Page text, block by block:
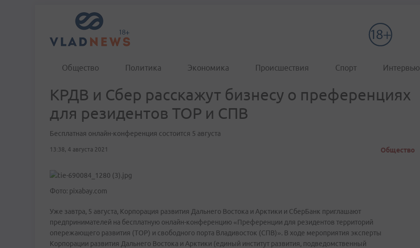
Общество Политика Экономика Происшествия Спорт Интервью
КРДВ и Сбер расскажут бизнесу о преференциях
для резидентов ТОР и СПВ
Бесплатная онлайн-конференция состоится 5 августа
13:38, 4 августа 2021 Общество
Фото: pixabay.com
Уже завтра, 5 августа, Корпорация развития Дальнего Востока и Арктики и СберБанк приглашают
предпринимателей на бесплатную онлайн-конференцию «Преференции для резидентов территорий
опережающего развития (ТОР) и свободного порта Владивосток (СПВ)». В ходе мероприятия эксперты
Корпорации развития Дальнего Востока и Арктики (единый институт развития, подведомственный